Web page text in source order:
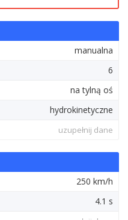
manualna
6
na tylną oś
hydrokinetyczne
uzupełnij dane
250 km/h
4.1 s